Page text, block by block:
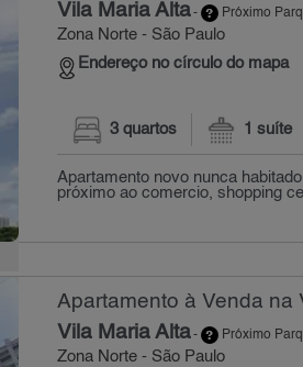
Vila Maria Alta- Próximo
Zona Norte - São Paulo
Endereço no círculo do mapa
3 quartos 1 suíte
Apartamento novo nunca
próximo ao comercio, shopping
Apartamento à Venda na
Vila Maria Alta- Próximo
Zona Norte - São Paulo